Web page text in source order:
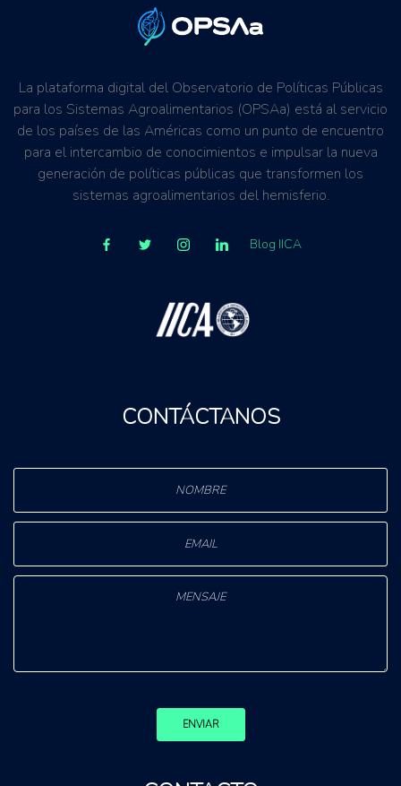
La plataforma digital del Observatorio de Políticas Públicas
para los Sistemas Agroalimentarios (OPSAa) está al servicio
de los países de las Américas como un punto de encuentro
para el intercambio de conocimientos e impulsar la nueva
generación de políticas públicas que transformen los
sistemas agroalimentarios del hemisferio.
Blog IICA
CONTÁCTANOS
ENVIAR